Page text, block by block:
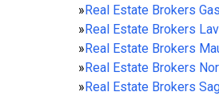
» Real Estate Brokers
» Real Estate Brokers
» Real Estate Brokers
» Real Estate Brokers
» Real Estate Brokers